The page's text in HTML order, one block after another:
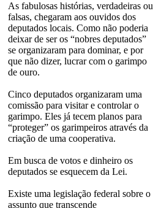
As fabulosas histórias, verdadeiras ou
falsas, chegaram aos ouvidos dos
deputados locais. Como não poderia
deixar de ser os “nobres deputados”
se organizaram para dominar, e por
que não dizer, lucrar com o garimpo
de ouro.
Cinco deputados organizaram uma
comissão para visitar e controlar o
garimpo. Eles já tecem planos para
“proteger” os garimpeiros através da
criação de uma cooperativa.
Em busca de votos e dinheiro os
deputados se esquecem da Lei.
Existe uma legislação federal sobre o
assunto que transcende